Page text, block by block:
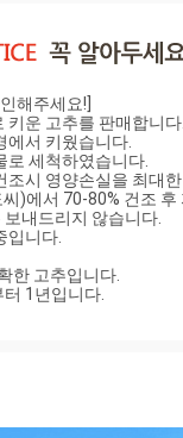
해주세요!]
키운 고추를 판매합니다.
에서 키웠습니다.
로 세척하였습니다.
조시 영양손실을 최대
보내드리지 않습니다.
입니다.
한 고추입니다.
1년입니다.